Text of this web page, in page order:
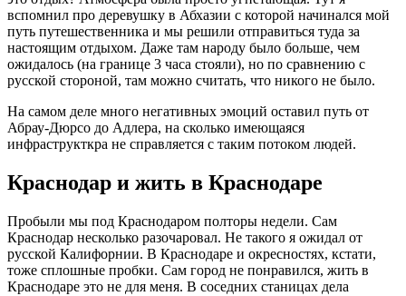
вспомнил про деревушку в Абхазии с которой начинался мой
путь путешественника и мы решили отправиться туда за
настоящим отдыхом. Даже там народу было больше, чем
ожидалось (на границе 3 часа стояли), но по сравнению с
русской стороной, там можно считать, что никого не было.
На самом деле много негативных эмоций оставил путь от
Абрау-Дюрсо до Адлера, на сколько имеющаяся
инфраструкткра не справляется с таким потоком людей.
Краснодар и жить в Краснодаре
Пробыли мы под Краснодаром полторы недели. Сам
Краснодар несколько разочаровал. Не такого я ожидал от
русской Калифорнии. В Краснодаре и окресностях, кстати,
тоже сплошные пробки. Сам город не понравился, жить в
Краснодаре это не для меня. В соседних станицах дела